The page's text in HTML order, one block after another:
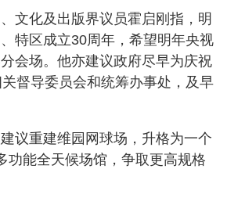
文化及出版界议员霍启刚指，明
特区成立30周年，希望明年央视
会场。他亦建议政府尽早为庆祝
督导委员会和统筹办事处，及早
议重建维园网球场，升格为一个
功能全天候场馆，争取更高规格